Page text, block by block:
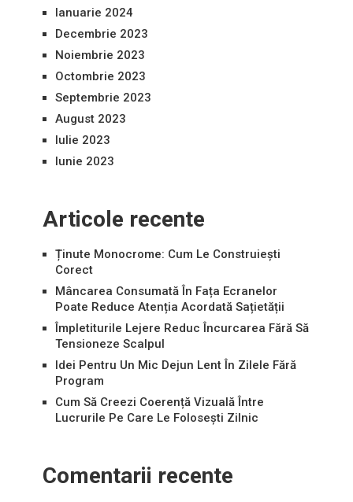
Ianuarie 2024
Decembrie 2023
Noiembrie 2023
Octombrie 2023
Septembrie 2023
August 2023
Iulie 2023
Iunie 2023
Articole recente
Ținute Monocrome: Cum Le Construiești
Corect
Mâncarea Consumată În Fața Ecranelor
Poate Reduce Atenția Acordată Sațietății
Împletiturile Lejere Reduc Încurcarea Fără Să
Tensioneze Scalpul
Idei Pentru Un Mic Dejun Lent În Zilele Fără
Program
Cum Să Creezi Coerență Vizuală Între
Lucrurile Pe Care Le Folosești Zilnic
Comentarii recente